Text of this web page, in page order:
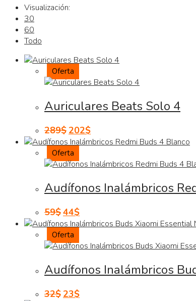
Visualización:
30
60
Todo
Oferta
Auriculares Beats Solo 4
289$ 202$
Oferta
Audífonos Inalámbricos
59$44$
Oferta
Audífonos Inalámbricos
32$ 23$